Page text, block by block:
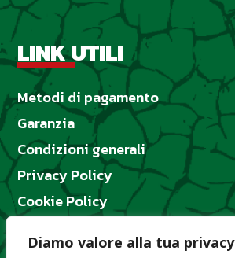
Diamo valore alla tua privacy
LINK UTILI
Metodi di pagamento
Garanzia
Condizioni generali
Privacy Policy
Cookie Policy